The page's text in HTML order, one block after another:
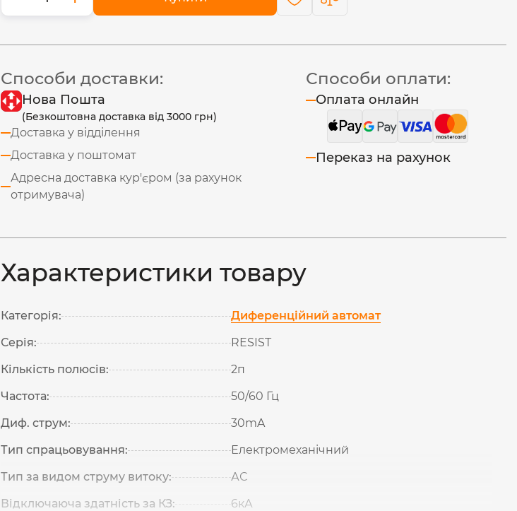
Способи доставки:
Нова Пошта
(Безкоштовна доставка від 3000 грн)
Доставка у відділення
Доставка у поштомат
Адресна доставка кур'єром (за рахунок
отримувача)
Способи оплати:
Оплата онлайн
Переказ на рахунок
Характеристики товару
Категорія:
Диференційний автомат
Серія:
RESIST
Кількість полюсів:
2п
Частота:
50/60 Гц
Диф. струм:
30mA
Тип спрацьовування:
Електромеханічний
Тип за видом струму витоку:
АС
Відключаюча здатність за КЗ:
6кА